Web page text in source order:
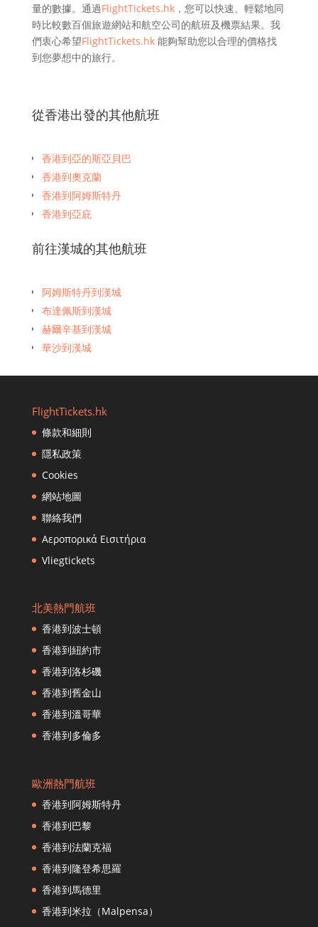
量的數據。通過FlightTickets.hk，您可以快速、輕鬆地同
時比較數百個旅遊網站和航空公司的航班及機票結果。我
們衷心希望FlightTickets.hk能夠幫助您以合理的價格找
到您夢想中的旅行。
從香港出發的其他航班
香港到亞的斯亞貝巴
香港到奧克蘭
香港到阿姆斯特丹
香港到亞庇
香港到班加羅爾
香港到孟買
香港到波士頓
香港到文萊恩·穆拉（Brunei en Muara）
香港到廣州
香港到鄭州
香港到濟州市
香港到重慶
香港到清邁
香港到長沙
香港到札幌
香港到達卡
香港到達南
香港到曼谷（Don Muang）
香港到多哈
香港到迪拜
香港到富裕
香港到法蘭克福
香港到福岡
香港到海口
香港到杭州
香港到普吉島
香港到東京
香港到伊斯坦布爾
香港到紐約市
香港到大阪
香港到昆明
前往漢城的其他航班
阿姆斯特丹到漢城
布達佩斯到漢城
赫爾辛基到漢城
華沙到漢城
FlightTickets.hk
條款和細則
隱私政策
Cookies
網站地圖
聯絡我們
Αεροπορικά Εισιτήρια
Vliegtickets
北美熱門航班
香港到波士頓
香港到紐約市
香港到洛杉磯
香港到舊金山
香港到溫哥華
香港到多倫多
歐洲熱門航班
香港到阿姆斯特丹
香港到巴黎
香港到法蘭克福
香港到隆登希思羅
香港到馬德里
香港到米拉（Malpensa）